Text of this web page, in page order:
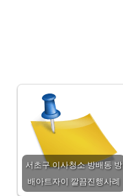
서초구 이사청소 방배동 방
배아트자이 깔끔진행사례